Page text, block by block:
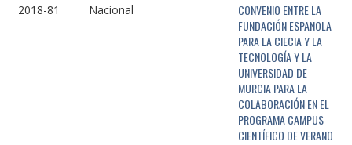
2018-81 Nacional
CONVENIO ENTRE LA
FUNDACIÓN ESPAÑOLA
PARA LA CIECIA Y LA
TECNOLOGÍA Y LA
UNIVERSIDAD DE
MURCIA PARA LA
COLABORACIÓN EN EL
PROGRAMA CAMPUS
CIENTÍFICO DE VERANO